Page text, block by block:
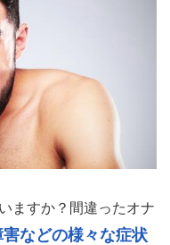
ますか？間違ったオナ
などの様々な症状